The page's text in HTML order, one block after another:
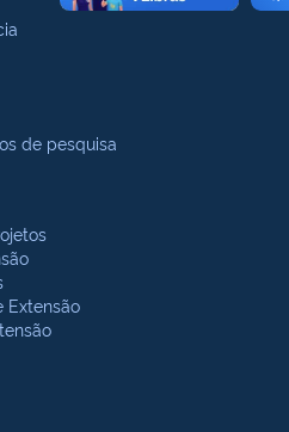
de pesquisa
Extensão